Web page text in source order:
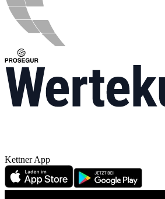
Kettner App